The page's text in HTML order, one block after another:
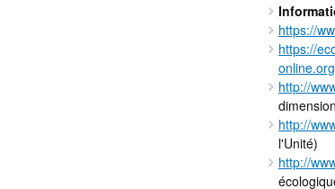
https://
https://
http://
http://
l'Unité)
http://